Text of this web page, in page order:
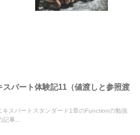
パート体験記11（値渡しと参照渡
スパートスタンダード1章のFunctionの勉強
事...